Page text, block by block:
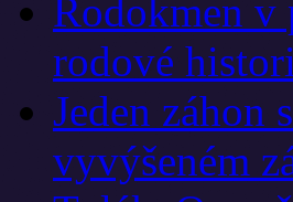
Rodokmen v
rodové
Jeden záhon
vyvýšeném